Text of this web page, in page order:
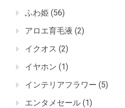
ふわ姫 (56)
アロエ育毛液 (2)
イクオス (2)
イヤホン (1)
インテリアフラワー (5)
エンタメセール (1)